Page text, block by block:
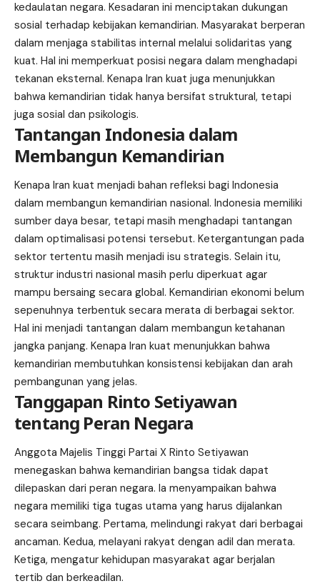
kedaulatan negara. Kesadaran ini menciptakan dukungan
sosial terhadap kebijakan kemandirian. Masyarakat berperan
dalam menjaga stabilitas internal melalui solidaritas yang
kuat. Hal ini memperkuat posisi negara dalam menghadapi
tekanan eksternal. Kenapa Iran kuat juga menunjukkan
bahwa kemandirian tidak hanya bersifat struktural, tetapi
juga sosial dan psikologis.
Tantangan Indonesia dalam
Membangun Kemandirian
Kenapa Iran kuat menjadi bahan refleksi bagi Indonesia
dalam membangun kemandirian nasional. Indonesia memiliki
sumber daya besar, tetapi masih menghadapi tantangan
dalam optimalisasi potensi tersebut. Ketergantungan pada
sektor tertentu masih menjadi isu strategis. Selain itu,
struktur industri nasional masih perlu diperkuat agar
mampu bersaing secara global. Kemandirian ekonomi belum
sepenuhnya terbentuk secara merata di berbagai sektor.
Hal ini menjadi tantangan dalam membangun ketahanan
jangka panjang. Kenapa Iran kuat menunjukkan bahwa
kemandirian membutuhkan konsistensi kebijakan dan arah
pembangunan yang jelas.
Tanggapan Rinto Setiyawan
tentang Peran Negara
Anggota Majelis Tinggi Partai X Rinto Setiyawan
menegaskan bahwa kemandirian bangsa tidak dapat
dilepaskan dari peran negara. Ia menyampaikan bahwa
negara memiliki tiga tugas utama yang harus dijalankan
secara seimbang. Pertama, melindungi rakyat dari berbagai
ancaman. Kedua, melayani rakyat dengan adil dan merata.
Ketiga, mengatur kehidupan masyarakat agar berjalan
tertib dan berkeadilan.